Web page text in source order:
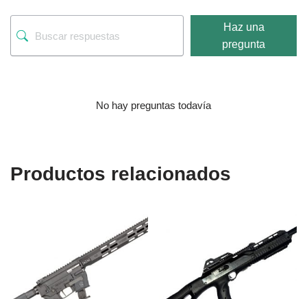
Haz una
pregunta
No hay preguntas todavía
Productos relacionados